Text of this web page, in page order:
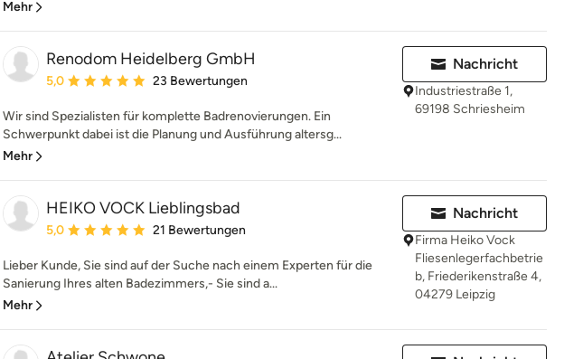
Mehr
Renodom Heidelberg GmbH
Durchschnittliche Bewertung: 5 von 5 Sternen
5,0 23 Bewertungen
Wir sind Spezialisten für komplette Badrenovierungen. Ein
Schwerpunkt dabei ist die Planung und Ausführung altersg...
Mehr
Nachricht
Industriestraße 1,
69198 Schriesheim
HEIKO VOCK Lieblingsbad
Durchschnittliche Bewertung: 5 von 5 Sternen
5,0 21 Bewertungen
Lieber Kunde, Sie sind auf der Suche nach einem Experten für die
Sanierung Ihres alten Badezimmers,- Sie sind a...
Mehr
Nachricht
Firma Heiko Vock
Fliesenlegerfachbetrie
b, Friederikenstraße 4,
04279 Leipzig